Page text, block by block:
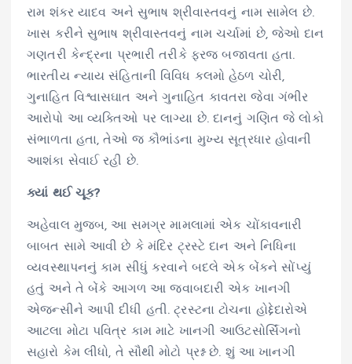
રામ શંકર યાદવ અને સુભાષ શ્રીવાસ્તવનું નામ સામેલ છે.
ખાસ કરીને સુભાષ શ્રીવાસ્તવનું નામ ચર્ચામાં છે, જેઓ દાન
ગણતરી કેન્દ્રના પ્રભારી તરીકે ફરજ બજાવતા હતા.
ભારતીય ન્યાય સંહિતાની વિવિધ કલમો હેઠળ ચોરી,
ગુનાહિત વિશ્વાસઘાત અને ગુનાહિત કાવતરા જેવા ગંભીર
આરોપો આ વ્યક્તિઓ પર લાગ્યા છે. દાનનું ગણિત જે લોકો
સંભાળતા હતા, તેઓ જ કૌભાંડના મુખ્ય સૂત્રધાર હોવાની
આશંકા સેવાઈ રહી છે.
ક્યાં થઈ ચૂક?
અહેવાલ મુજબ, આ સમગ્ર મામલામાં એક ચોંકાવનારી
બાબત સામે આવી છે કે મંદિર ટ્રસ્ટે દાન અને નિધિના
વ્યવસ્થાપનનું કામ સીધું કરવાને બદલે એક બેંકને સોંપ્યું
હતું અને તે બેંકે આગળ આ જવાબદારી એક ખાનગી
એજન્સીને આપી દીધી હતી. ટ્રસ્ટના ટોચના હોદ્દેદારોએ
આટલા મોટા પવિત્ર કામ માટે ખાનગી આઉટસોર્સિંગનો
સહારો કેમ લીધો, તે સૌથી મોટો પ્રશ્ન છે. શું આ ખાનગી